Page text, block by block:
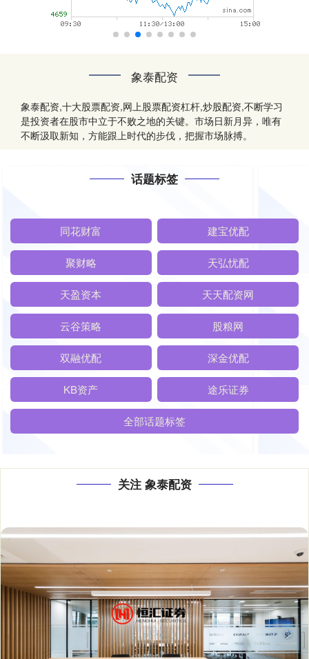
象泰配资
象泰配资,十大股票配资,网上股票配资杠杆,炒股配资,不断学习
是投资者在股市中立于不败之地的关键。市场日新月异，唯有
不断汲取新知，方能跟上时代的步伐，把握市场脉搏。
话题标签
同花财富 建宝优配
聚财略 天弘忧配
天盈资本 天天配资网
云谷策略 股粮网
双融优配 深金优配
KB资产 途乐证券
全部话题标签
关注 象泰配资